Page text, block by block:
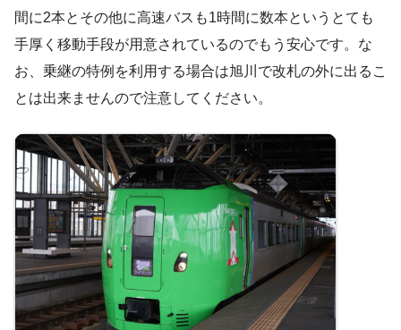
間に2本とその他に高速バスも1時間に数本というとても
手厚く移動手段が用意されているのでもう安心です。な
お、乗継の特例を利用する場合は旭川で改札の外に出るこ
とは出来ませんので注意してください。